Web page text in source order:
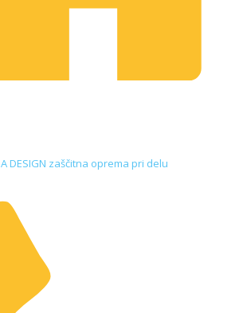
A DESIGN zaščitna oprema pri delu